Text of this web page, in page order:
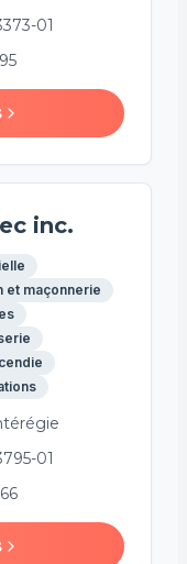
01
inc.
et maçonnerie
01